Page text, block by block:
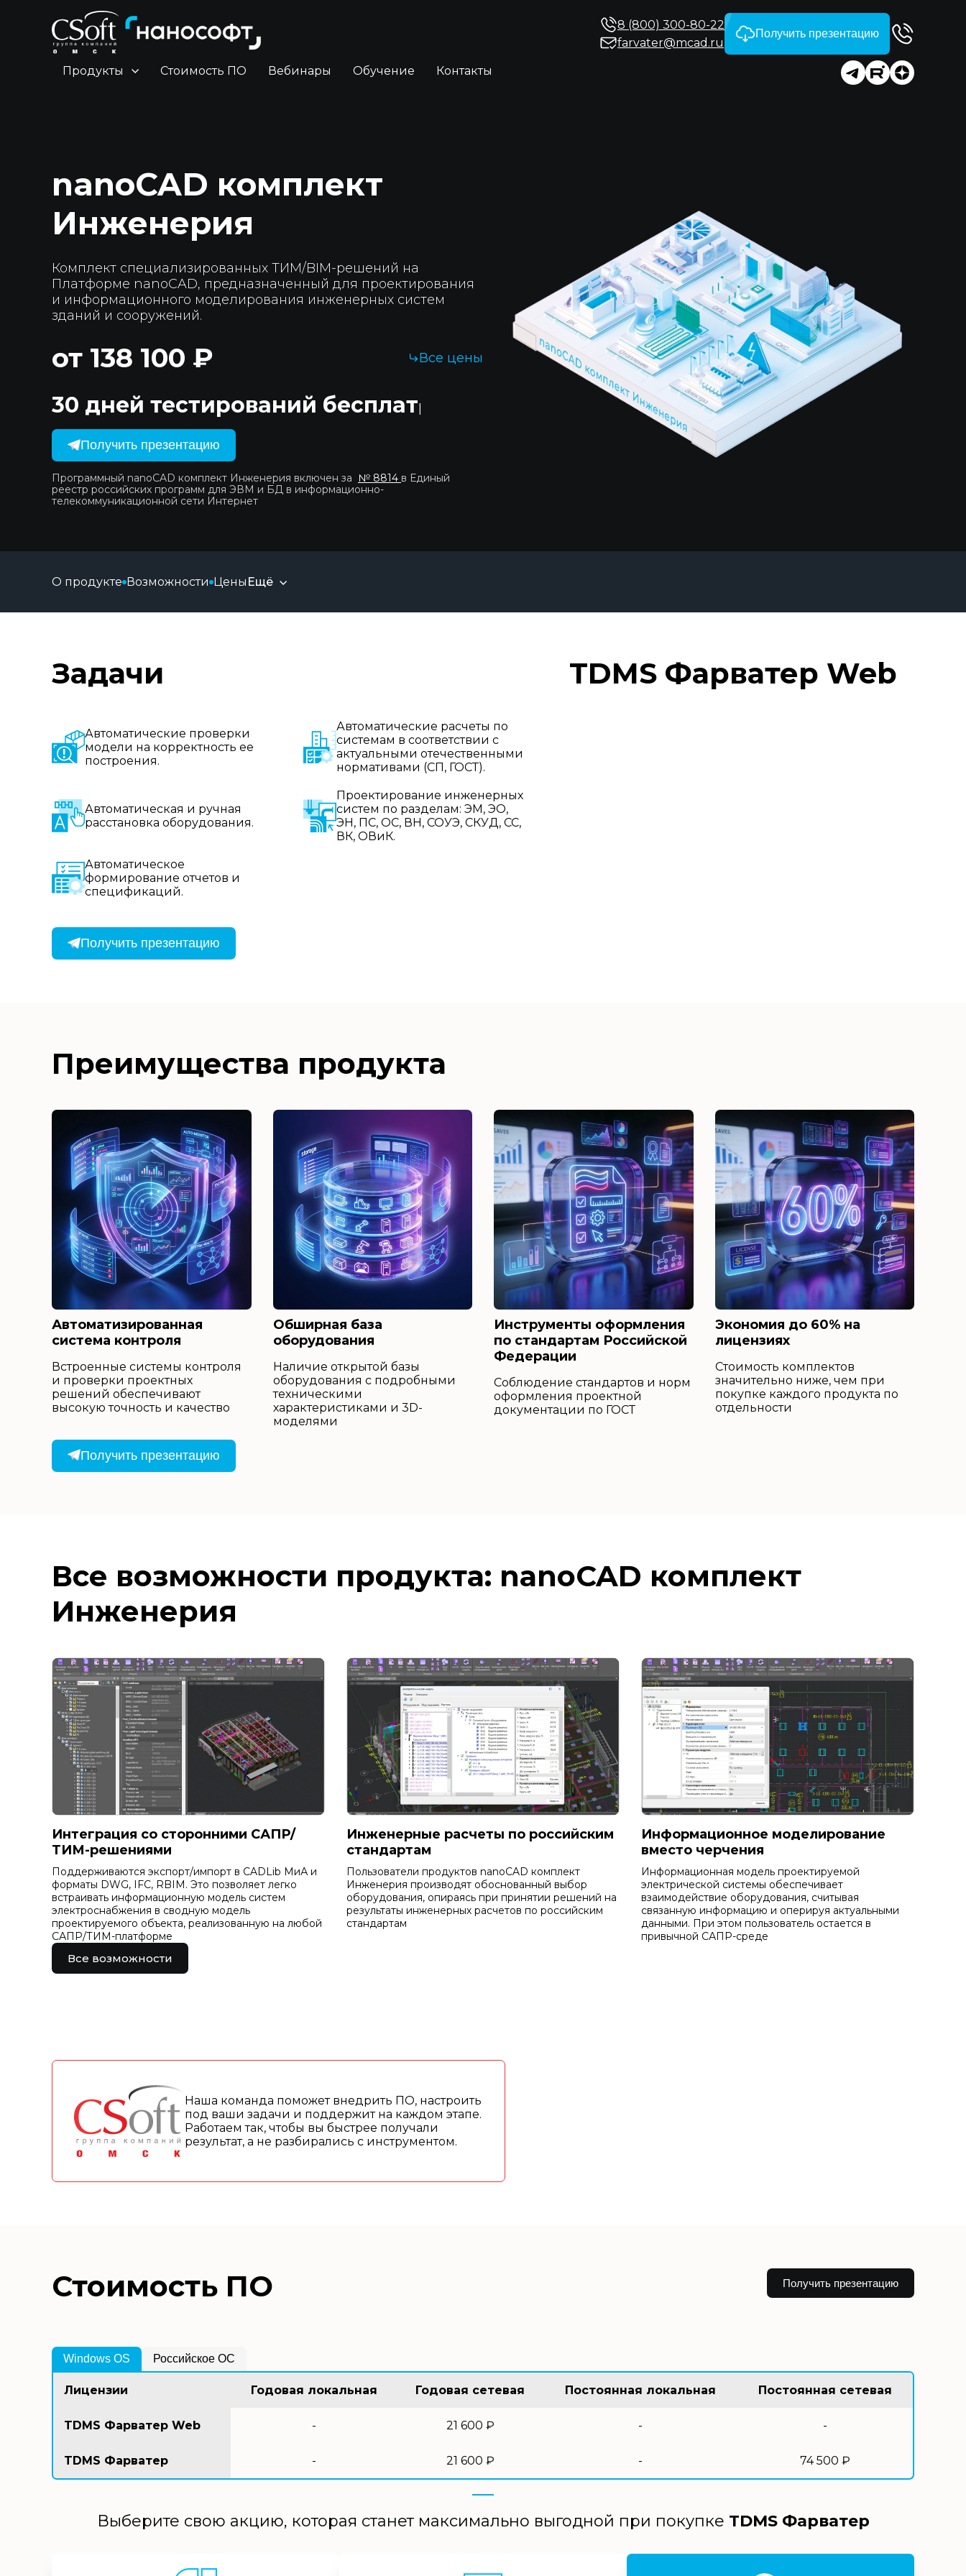
8 (800) 300-80-22
farvater@mcad.ru
Получить презентацию
Продукты Стоимость ПО Вебинары Обучение Контакты
nanoCAD комплект
Инженерия
Комплект специализированных ТИМ/BIM-решений на
Платформе nanoCAD, предназначенный для проектирования
и информационного моделирования инженерных систем
зданий и сооружений.
от 138 100 ₽ Все цены
30 дней тестирований бесплатно!
Получить презентацию
Программный nanoCAD комплект Инженерия включен за № 8814 в Единый
реестр российских программ для ЭВМ и БД в информационно-
телекоммуникационной сети Интернет
О продукте Возможности Цены Ещё
Задачи
Автоматические проверки
модели на корректность ее
построения.
Автоматические расчеты по
системам в соответствии с
актуальными отечественными
нормативами (СП, ГОСТ).
Автоматическая и ручная
расстановка оборудования.
Проектирование инженерных
систем по разделам: ЭМ, ЭО,
ЭН, ПС, ОС, ВН, СОУЭ, СКУД, СС,
ВК, ОВиК.
Автоматическое
формирование отчетов и
спецификаций.
Получить презентацию
TDMS Фарватер Web
Преимущества продукта
Автоматизированная
система контроля
Встроенные системы контроля
и проверки проектных
решений обеспечивают
высокую точность и качество
Обширная база
оборудования
Наличие открытой базы
оборудования с подробными
техническими
характеристиками и 3D-
моделями
Инструменты оформления
по стандартам Российской
Федерации
Соблюдение стандартов и норм
оформления проектной
документации по ГОСТ
Экономия до 60% на
лицензиях
Стоимость комплектов
значительно ниже, чем при
покупке каждого продукта по
отдельности
Получить презентацию
Все возможности продукта: nanoCAD комплект
Инженерия
Интеграция со сторонними САПР/
ТИМ-решениями
Поддерживаются экспорт/импорт в CADLib МиА и
форматы DWG, IFC, RBIM. Это позволяет легко
встраивать информационную модель систем
электроснабжения в сводную модель
проектируемого объекта, реализованную на любой
САПР/ТИМ-платформе
Инженерные расчеты по российским
стандартам
Пользователи продуктов nanoCAD комплект
Инженерия производят обоснованный выбор
оборудования, опираясь при принятии решений на
результаты инженерных расчетов по российским
стандартам
Информационное моделирование
вместо черчения
Информационная модель проектируемой
электрической системы обеспечивает
взаимодействие оборудования, считывая
связанную информацию и оперируя актуальными
данными. При этом пользователь остается в
привычной САПР-среде
Все возможности
Наша команда поможет внедрить ПО, настроить
под ваши задачи и поддержит на каждом этапе.
Работаем так, чтобы вы быстрее получали
результат, а не разбирались с инструментом.
Стоимость ПО Получить презентацию
Windows OS Российское ОС
Лицензии Годовая локальная Годовая сетевая Постоянная локальная Постоянная сетевая
TDMS Фарватер Web - 21 600 ₽ - -
TDMS Фарватер - 21 600 ₽ - 74 500 ₽
Выберите свою акцию, которая станет максимально выгодной при покупке TDMS Фарватер